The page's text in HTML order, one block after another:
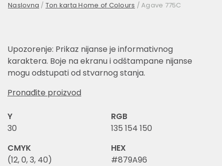
Naslovna / Ton karta Home of Colours /Agave 775C
Upozorenje: Prikaz nijanse je informativnog
karaktera. Boje na ekranu i odštampane nijanse
mogu odstupati od stvarnog stanja.
Pronađite proizvod
Y
30
RGB
135 154 150
CMYK
(12, 0, 3, 40)
HEX
#879A96